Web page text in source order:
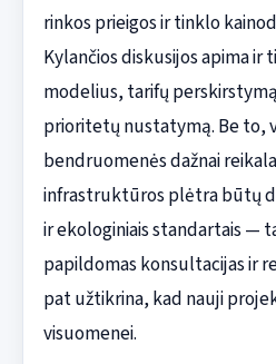
rinkos prieigos ir tinklo
Kylančios diskusijos apima
modelius, tarifų
prioritetų nustatymą. Be to,
bendruomenės dažnai
infrastruktūros plėtra būtų
ir ekologiniais standartais —
papildomas konsultacijas ir
pat užtikrina, kad nauji
visuomenei.